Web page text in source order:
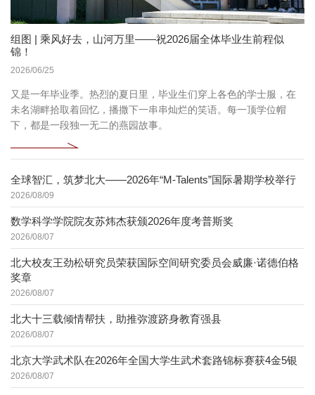
组图 | 乘风好去，山河万里——祝2026届全体毕业生前程似
锦！
2026/06/25
又是一年毕业季。热烈的夏日里，毕业生们穿上各色的学士服，在
未名湖畔拾取着回忆，播撒下一串串灿烂的笑语。每一顶学位帽
下，都是一段独一无二的燕园故事。
全球智汇，筑梦北大——2026年“M-Talents”国际暑期学校举行
2026/08/09
数学科学学院院友苏炜杰获颁2026年度考普斯奖
2026/08/07
北大校友王劲松研究员荣获国际空间研究委员会威廉·诺德伯格
奖章
2026/08/07
北大十三载倾情帮扶，助推弥渡跻身教育强县
2026/08/07
北京大学武术队在2026年全国大学生武术套路锦标赛获4金5银
2026/08/07